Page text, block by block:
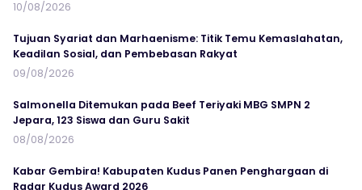
10/08/2026
Tujuan Syariat dan Marhaenisme: Titik Temu Kemaslahatan,
Keadilan Sosial, dan Pembebasan Rakyat
09/08/2026
Salmonella Ditemukan pada Beef Teriyaki MBG SMPN 2
Jepara, 123 Siswa dan Guru Sakit
08/08/2026
Kabar Gembira! Kabupaten Kudus Panen Penghargaan di
Radar Kudus Award 2026